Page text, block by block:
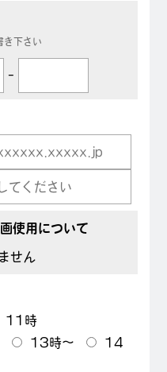
き下さい
-
使用について
せん
11時
13時～
14